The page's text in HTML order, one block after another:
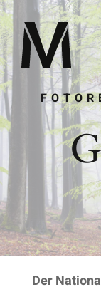
Zum
Inhalt
springen
Der